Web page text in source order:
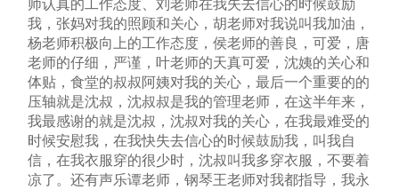
师认真的工作态度、刘老师在我失去信心的时候鼓励
我，张妈对我的照顾和关心，胡老师对我说叫我加油，
杨老师积极向上的工作态度，侯老师的善良，可爱，唐
老师的仔细，严谨，叶老师的天真可爱，沈姨的关心和
体贴，食堂的叔叔阿姨对我的关心，最后一个重要的的
压轴就是沈叔，沈叔叔是我的管理老师，在这半年来，
我最感谢的就是沈叔，沈叔对我的关心，在我最难受的
时候安慰我，在我快失去信心的时候鼓励我，叫我自
信，在我衣服穿的很少时，沈叔叫我多穿衣服，不要着
凉了。还有声乐谭老师，钢琴王老师对我都指导，我永